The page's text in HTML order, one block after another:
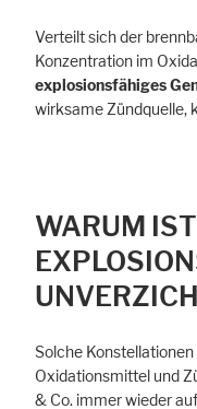
Verteilt sich der
Konzentration im
explosionsfähiges
wirksame Zündquelle,
WARUM IST
Solche
Oxidationsmittel und
& Co. immer wieder